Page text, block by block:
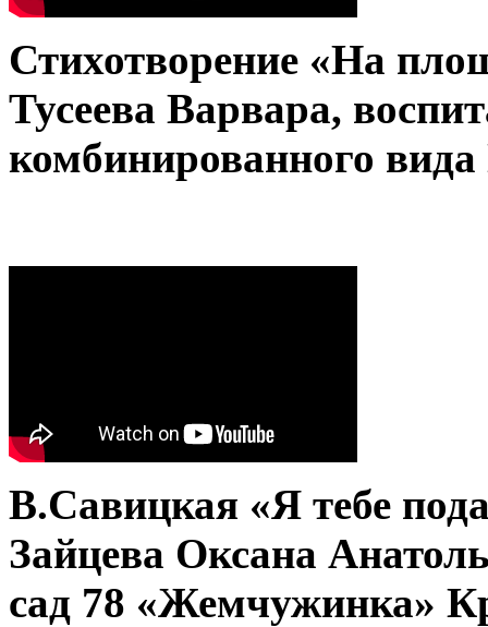
Стихотворение «На
Тусеева Варвара,
комбинированного
В.Савицкая «Я тебе
Зайцева Оксана
сад 78 «Жемчужинка»